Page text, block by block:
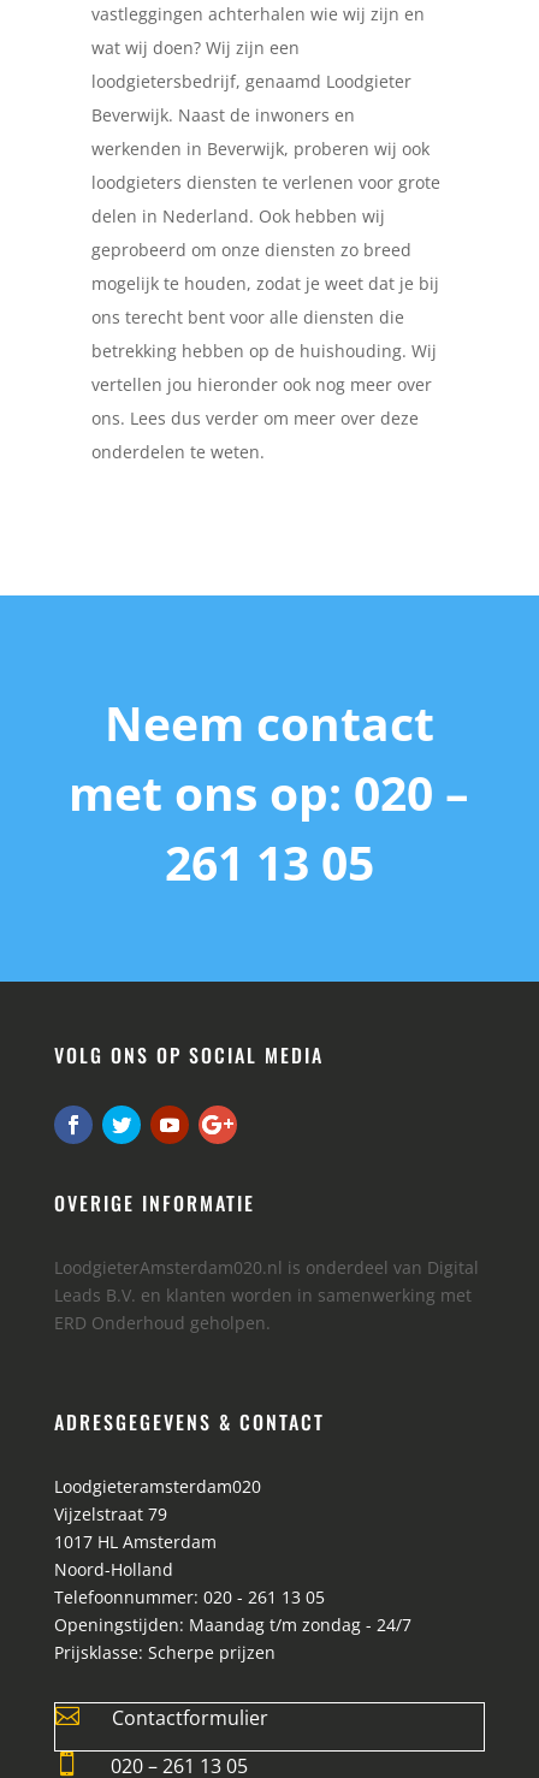
vastleggingen achterhalen wie wij zijn en
wat wij doen? Wij zijn een
loodgietersbedrijf, genaamd Loodgieter
Beverwijk. Naast de inwoners en
werkenden in Beverwijk, proberen wij ook
loodgieters diensten te verlenen voor grote
delen in Nederland. Ook hebben wij
geprobeerd om onze diensten zo breed
mogelijk te houden, zodat je weet dat je bij
ons terecht bent voor alle diensten die
betrekking hebben op de huishouding. Wij
vertellen jou hieronder ook nog meer over
ons. Lees dus verder om meer over deze
onderdelen te weten.
Neem contact
met ons op: 020 –
261 13 05
VOLG ONS OP SOCIAL MEDIA
OVERIGE INFORMATIE
LoodgieterAmsterdam020.nl is onderdeel van Digital
Leads B.V. en klanten worden in samenwerking met
ERD Onderhoud geholpen.
ADRESGEGEVENS & CONTACT
Loodgieteramsterdam020
Vijzelstraat 79
1017 HL Amsterdam
Noord-Holland
Telefoonnummer: 020 - 261 13 05
Openingstijden: Maandag t/m zondag - 24/7
Prijsklasse: Scherpe prijzen
 Contactformulier
 020 – 261 13 05